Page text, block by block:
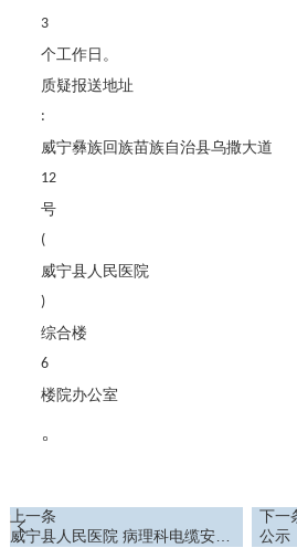
3
个工作日。
质疑报送地址
:
威宁彝族回族苗族自治县乌撒大道
12
号
(
威宁县人民医院
)
综合楼
6
楼院办公室
。
上一条
威宁县人民医院 病理科电缆安装
下一
公示